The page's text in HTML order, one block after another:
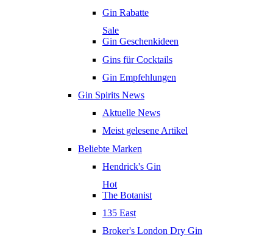
Gin Rabatte
Sale
Gin Geschenkideen
Gins für Cocktails
Gin Empfehlungen
Gin Spirits News
Aktuelle News
Meist gelesene Artikel
Beliebte Marken
Hendrick's Gin
Hot
The Botanist
135 East
Broker's London Dry Gin